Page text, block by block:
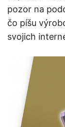
pozor na
čo píšu
svojich